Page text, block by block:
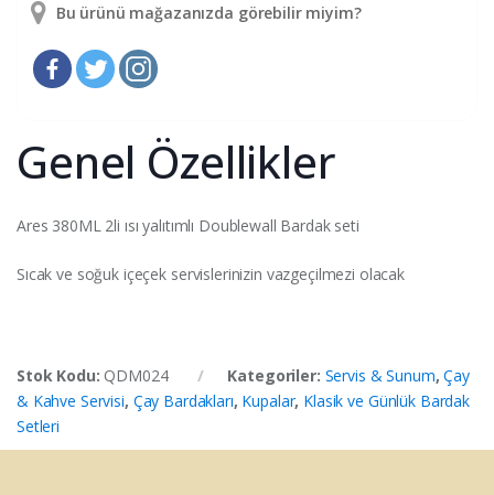
Bu ürünü mağazanızda görebilir miyim?
Genel Özellikler
Ares 380ML 2li ısı yalıtımlı Doublewall Bardak seti
Sıcak ve soğuk içeçek servislerinizin vazgeçilmezi olacak
Stok Kodu: QDM024 Kategoriler: Servis & Sunum,Çay
& Kahve Servisi, Çay Bardakları, Kupalar, Klasik ve Günlük Bardak
Setleri